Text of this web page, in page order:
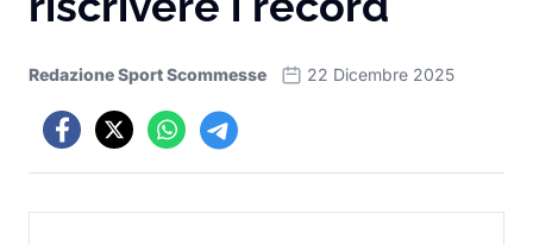
Redazione Sport Scommesse 22 Dicembre 2025